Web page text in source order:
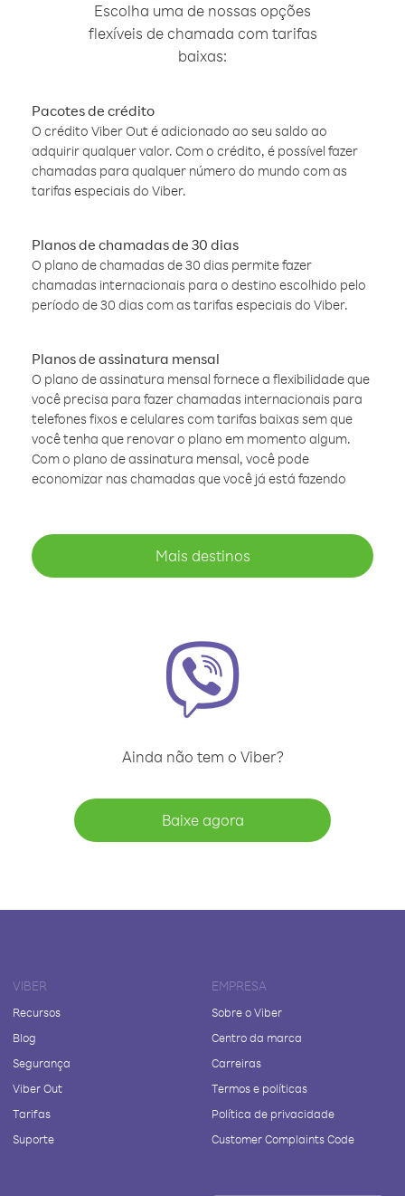
Escolha uma de nossas opções
flexíveis de chamada com tarifas
baixas:
Pacotes de crédito
O crédito Viber Out é adicionado ao seu saldo ao
adquirir qualquer valor. Com o crédito, é possível fazer
chamadas para qualquer número do mundo com as
tarifas especiais do Viber.
Planos de chamadas de 30 dias
O plano de chamadas de 30 dias permite fazer
chamadas internacionais para o destino escolhido pelo
período de 30 dias com as tarifas especiais do Viber.
Planos de assinatura mensal
O plano de assinatura mensal fornece a flexibilidade que
você precisa para fazer chamadas internacionais para
telefones fixos e celulares com tarifas baixas sem que
você tenha que renovar o plano em momento algum.
Com o plano de assinatura mensal, você pode
economizar nas chamadas que você já está fazendo
Mais destinos
Ainda não tem o Viber?
Baixe agora
VIBER
Recursos
Blog
Segurança
Viber Out
Tarifas
Suporte
EMPRESA
Sobre o Viber
Centro da marca
Carreiras
Termos e políticas
Política de privacidade
Customer Complaints Code